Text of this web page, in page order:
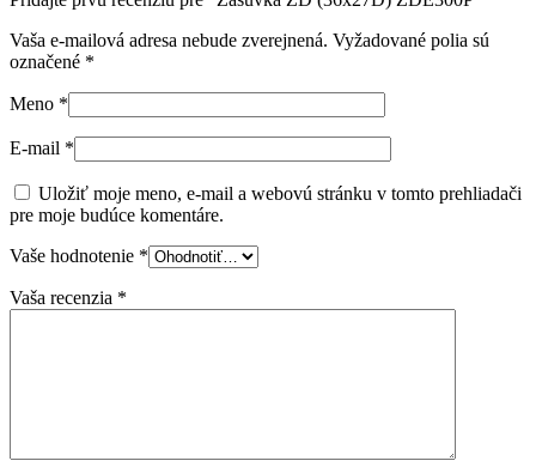
Vaša e-mailová adresa nebude zverejnená. Vyžadované polia sú
označené *
Meno *
E-mail *
Uložiť moje meno, e-mail a webovú stránku v tomto prehliadači
pre moje budúce komentáre.
Vaše hodnotenie *
Vaša recenzia *